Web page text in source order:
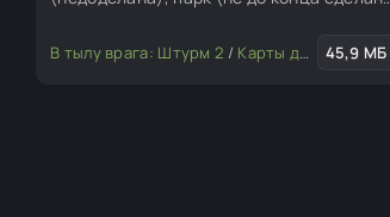
бардюры) и многое другое есть!
В тылу врага: Штурм 2 / Карты для редактора 45,9 МБ